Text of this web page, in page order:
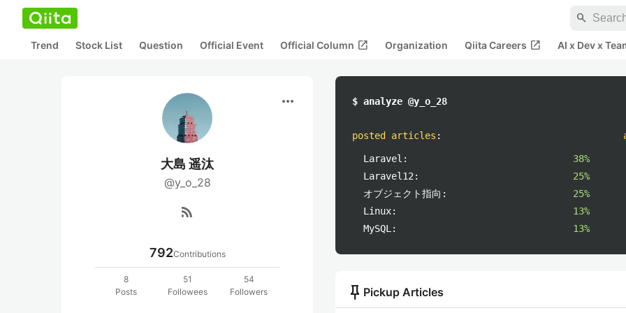
search
Trend Stock List Question Official Event Official Column open_in_new Organization Qiita Careers open_in_new AI x Dev x
more_horiz
大島 遥汰
@y_o_28
rss_feed
792Contributions
8
Posts
51
Followees
54
Followers
$ analyze @y_o_28
posted articles :
Laravel:
38%
Laravel12:
25%
オブジェクト指向:
25%
Linux:
13%
MySQL:
13%
push_pin Pickup Articles